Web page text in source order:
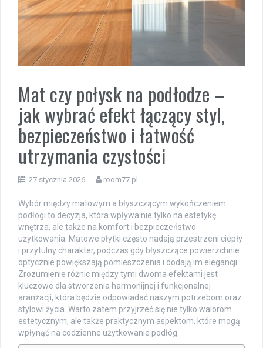
Mat czy połysk na podłodze –
jak wybrać efekt łączący styl,
bezpieczeństwo i łatwość
utrzymania czystości
27 stycznia 2026 room77.pl
Wybór między matowym a błyszczącym wykończeniem
podłogi to decyzja, która wpływa nie tylko na estetykę
wnętrza, ale także na komfort i bezpieczeństwo
użytkowania. Matowe płytki często nadają przestrzeni ciepły
i przytulny charakter, podczas gdy błyszczące powierzchnie
optycznie powiększają pomieszczenia i dodają im elegancji.
Zrozumienie różnic między tymi dwoma efektami jest
kluczowe dla stworzenia harmonijnej i funkcjonalnej
aranżacji, która będzie odpowiadać naszym potrzebom oraz
stylowi życia. Warto zatem przyjrzeć się nie tylko walorom
estetycznym, ale także praktycznym aspektom, które mogą
wpłynąć na codzienne użytkowanie podłóg.